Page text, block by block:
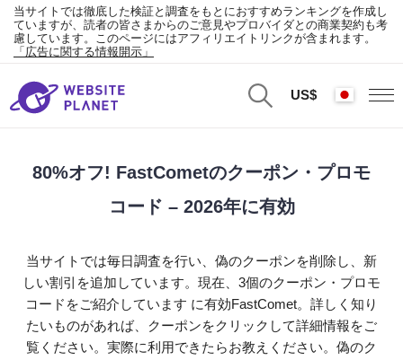
当サイトでは徹底した検証と調査をもとにおすすめランキングを作成し
ていますが、読者の皆さまからのご意見やプロバイダとの商業契約も考
慮しています。このページにはアフィリエイトリンクが含まれます。
「広告に関する情報開示」
US$
80%オフ! FastCometのクーポン・プロモ
コード – 2026年に有効
当サイトでは毎日調査を行い、偽のクーポンを削除し、新
しい割引を追加しています。現在、3個のクーポン・プロモ
コードをご紹介しています に有効FastComet。詳しく知り
たいものがあれば、クーポンをクリックして詳細情報をご
覧ください。実際に利用できたらお教えください。偽のク